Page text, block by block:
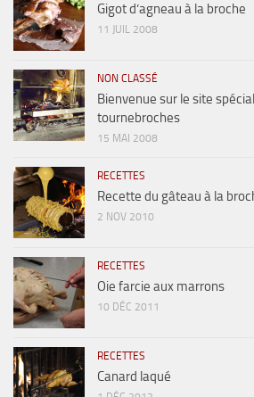
Gigot d’agneau à la broche
11 JUIL 2008
NON CLASSÉ
Bienvenue sur le site
tournebroches
15 MAI 2008
RECETTES
Recette du gâteau à la
2 NOV 2010
RECETTES
Oie farcie aux marrons
10 DÉC 2011
RECETTES
Canard laqué